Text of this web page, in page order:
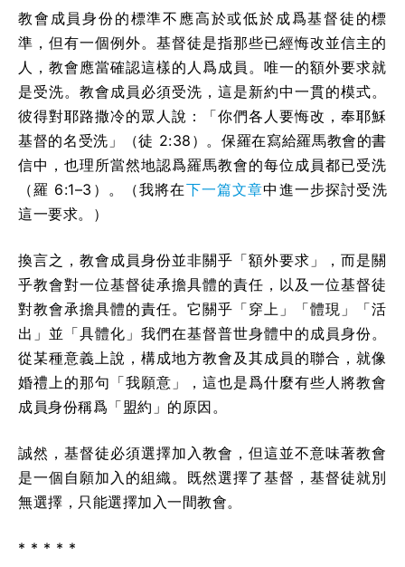
教會成員身份的標準不應高於或低於成爲基督徒的標
準，但有一個例外。基督徒是指那些已經悔改並信主的
人，教會應當確認這樣的人爲成員。唯一的額外要求就
是受洗。教會成員必須受洗，這是新約中一貫的模式。
彼得對耶路撒冷的眾人說：「你們各人要悔改，奉耶穌
基督的名受洗」（徒 2:38）。保羅在寫給羅馬教會的書
信中，也理所當然地認爲羅馬教會的每位成員都已受洗
（羅 6:1–3）。（我將在下一篇文章中進一步探討受洗
這一要求。）
換言之，教會成員身份並非關乎「額外要求」，而是關
乎教會對一位基督徒承擔具體的責任，以及一位基督徒
對教會承擔具體的責任。它關乎「穿上」「體現」「活
出」並「具體化」我們在基督普世身體中的成員身份。
從某種意義上說，構成地方教會及其成員的聯合，就像
婚禮上的那句「我願意」，這也是爲什麼有些人將教會
成員身份稱爲「盟約」的原因。
誠然，基督徒必須選擇加入教會，但這並不意味著教會
是一個自願加入的組織。既然選擇了基督，基督徒就別
無選擇，只能選擇加入一間教會。
* * * * *